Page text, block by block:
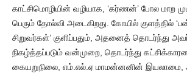
காட்சிமொழியின் வழியாக, ‘கர்ணன்’ போல மாற
பெரும் தோல்வி அடைகிறது. கோயில் குளத்தில்
சிறுவர்கள்’ குளிப்பதும், அதனைத் தொடர்ந்து
நிகழ்த்தப்படும் வன்முறை, தொடர்ந்து
கையறுநிலை, எம்.எல்.ஏ மாமன்னனின் இயலாமை,